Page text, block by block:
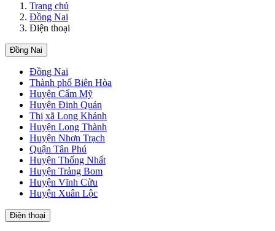
Trang chủ
Đồng Nai
Điện thoại
Đồng Nai
Đồng Nai
Thành phố Biên Hòa
Huyện Cẩm Mỹ
Huyện Định Quán
Thị xã Long Khánh
Huyện Long Thành
Huyện Nhơn Trạch
Quận Tân Phú
Huyện Thống Nhất
Huyện Trảng Bom
Huyện Vĩnh Cửu
Huyện Xuân Lộc
Điện thoại